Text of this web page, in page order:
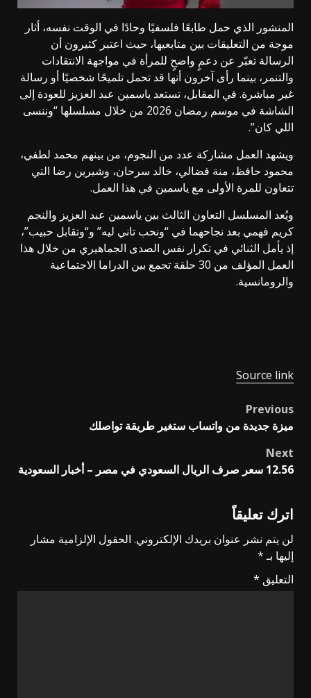
المنشور الذي حمل طابعًا فلسفيًا وحادًا في الوقت نفسه، أثار
موجة من التعليقات بين متابعيها، حيث اعتبر كثيرون أن
الرسالة تعبّر عن دعمٍ واضحٍ للمرأة في مواجهة الانتقادات
والتنمر، بينما رأى آخرون أنها قد تحمل تلميحًا شخصيًا أو رسالة
غير مباشرة. في المقابل، تستعد ياسمين عبد العزيز للعودة إلى
الشاشة في موسم رمضان 2026 من خلال مسلسلها “وننسى
اللي كان”.
ويشهد العمل مشاركة عدد من النجوم، من بينهم محمد لطفي،
محمود حافظ، منة فضالي، خالد سرحان، وشيرين رضا التي
تتعاون للمرة الأولى مع ياسمين في هذا العمل.
ويُعد المسلسل التعاون الثالث بين ياسمين عبد العزيز والنجم
كريم فهمي بعد نجاحهما في “ونحب تاني ليه” و“وتقابل حبيب”،
إذ يأمل الثنائي في تكرار نفس الصدى الجماهيري من خلال هذا
العمل المؤلف من 30 حلقة تجمع بين الدراما الاجتماعية
والرومانسية.
Source link
Post
navigation
Previous
ميزة جديدة من واتساب ستغير طريقة تواصلك
Next
12.56 سعر صرف الريال السعودي في مصر – أخبار السعودية
اترك تعليقاً
لن يتم نشر عنوان بريدك الإلكتروني. الحقول الإلزامية مشار
إليها بـ*
التعليق *